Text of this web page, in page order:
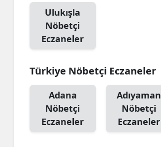
Ulukışla
Nöbetçi
Eczaneler
Türkiye Nöbetçi Eczaneler
Adana
Nöbetçi
Eczaneler
Adıyaman
Nöbetçi
Eczaneler